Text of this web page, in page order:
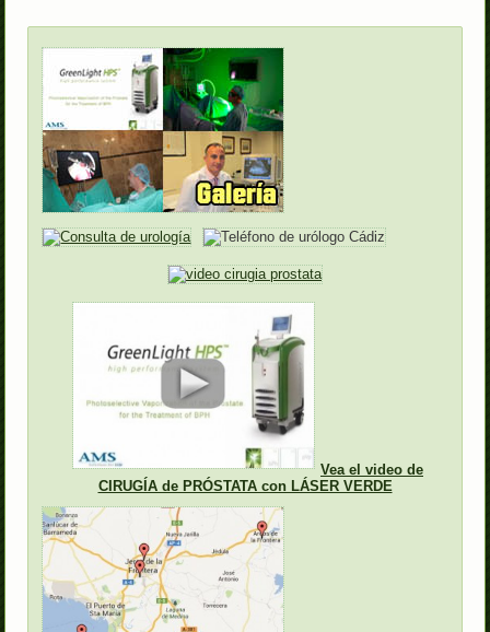
Vea el video de
CIRUGÍA de PRÓSTATA con LÁSER VERDE